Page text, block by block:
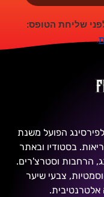
שליחת הטופס:
.
הפועל משנת
בסטודיו ובאתר
הרחבות וסטרצ'רים.
צבעי שיער
אלטרנטיבית.